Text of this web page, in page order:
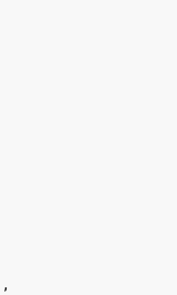
,